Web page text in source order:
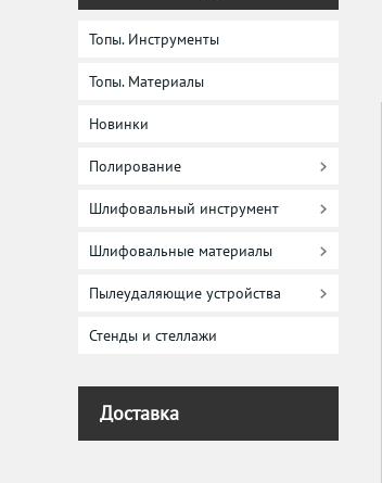
Топы. Инструменты
Топы. Материалы
Новинки
Полирование
Шлифовальный инструмент
Шлифовальные материалы
Пылеудаляющие устройства
Стенды и стеллажи
Доставка